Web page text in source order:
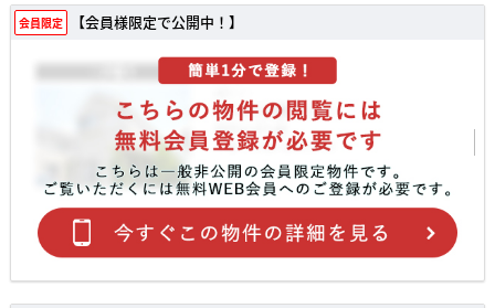
会員限定 【会員様限定で公開中！】